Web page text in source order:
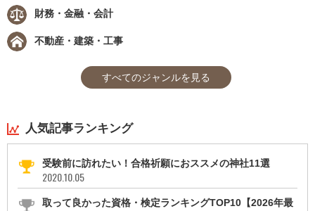
財務・金融・会計
不動産・建築・工事
すべてのジャンルを見る
人気記事ランキング
受験前に訪れたい！合格祈願におススメの神社11選
2020.10.05
取って良かった資格・検定ランキングTOP10【2026年最